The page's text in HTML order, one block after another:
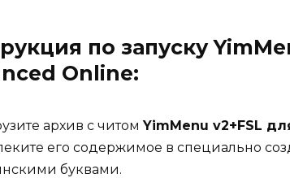
по запуску
Online:
архив с читомYimMenu v2+FSL
его содержимое в специально
буквами.